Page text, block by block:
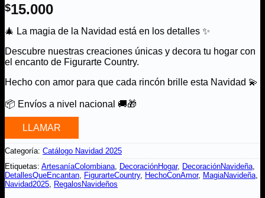
$15.000
🎄 La magia de la Navidad está en los detalles ✨
Descubre nuestras creaciones únicas y decora tu hogar con
el encanto de Figurarte Country.
Hecho con amor para que cada rincón brille esta Navidad 💫
📦 Envíos a nivel nacional 🚚🎁
LLAMAR
Categoría: Catálogo Navidad 2025
Etiquetas: ArtesaníaColombiana DecoraciónHogar, DecoraciónNavideña
DetallesQueEncantan
FigurarteCountry, HechoConAmor, MagiaNavideña
Navidad2025
RegalosNavideños